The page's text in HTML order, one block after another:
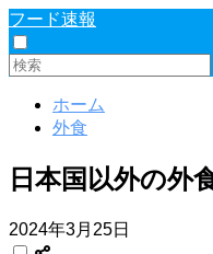
フード速報
ホーム
外食
日本国以外の外
2024年3月25日